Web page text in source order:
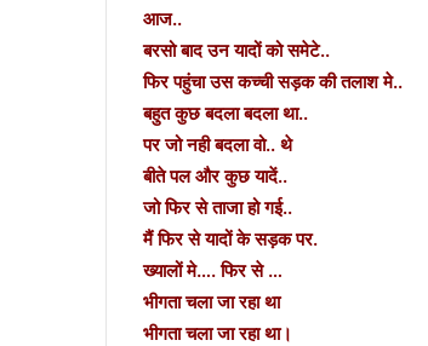
आज..
बरसो बाद उन यादों को समेटे..
फिर पहुंचा उस कच्ची सड़क की तलाश मे..
बहुत कुछ बदला बदला था..
पर जो नही बदला वो.. थे
बीते पल और कुछ यादें..
जो फिर से ताजा हो गई..
मैं फिर से यादों के सड़क पर.
ख्यालों मे…. फिर से …
भीगता चला जा रहा था
भीगता चला जा रहा था।